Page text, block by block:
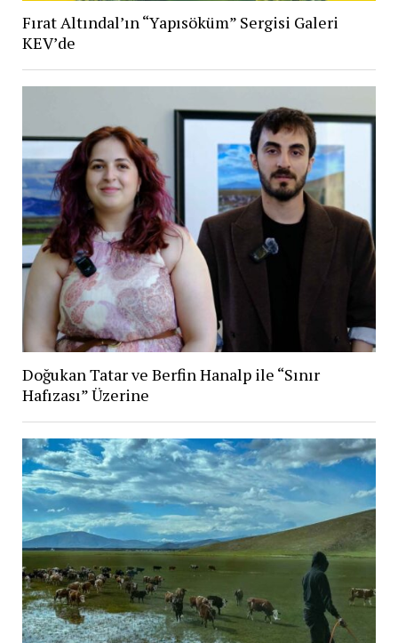
Fırat Altındal’ın “Yapısöküm” Sergisi Galeri
KEV’de
Doğukan Tatar ve Berfin Hanalp ile “Sınır
Hafızası” Üzerine